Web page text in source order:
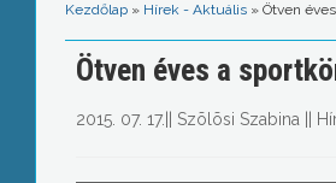
Kezdőlap » Hírek - Aktuális »Ötven
Ötven éves a
2015. 07. 17. Szõlõsi Szabina